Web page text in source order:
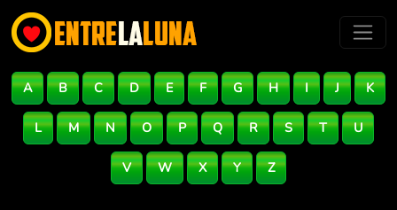
A B C D E F G H I J K
L M N O P Q R S T U
V W X Y Z